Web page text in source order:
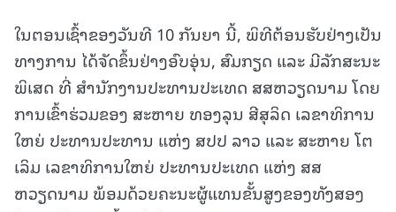
ໃນຕອນເຊົ້າຂອງວັນທີ 10 ກັນຍາ ນີ້, ພິທີຕ້ອນຮັບຢ່າງເປັນ
ທາງການ ໄດ້ຈັດຂຶ້ນຢ່າງອົບອຸ່ນ, ສົມກຽດ ແລະ ມີລັກສະນະ
ພິເສດ ທີ່ ສໍານັກງານປະທານປະເທດ ສສຫວຽດນາມ ໂດຍ
ການເຂົ້າຮ່ວມຂອງ ສະຫາຍ ທອງລຸນ ສີສຸລິດ ເລຂາທິການ
ໃຫຍ່ ປະທານປະທານ ແຫ່ງ ສປປ ລາວ ແລະ ສະຫາຍ ໂຕ
ເລິມ ເລຂາທິການໃຫຍ່ ປະທານປະເທດ ແຫ່ງ ສສ
ຫວຽດນາມ ພ້ອມດ້ວຍຄະນະຜູ້ແທນຂັ້ນສູງຂອງທັງສອງ